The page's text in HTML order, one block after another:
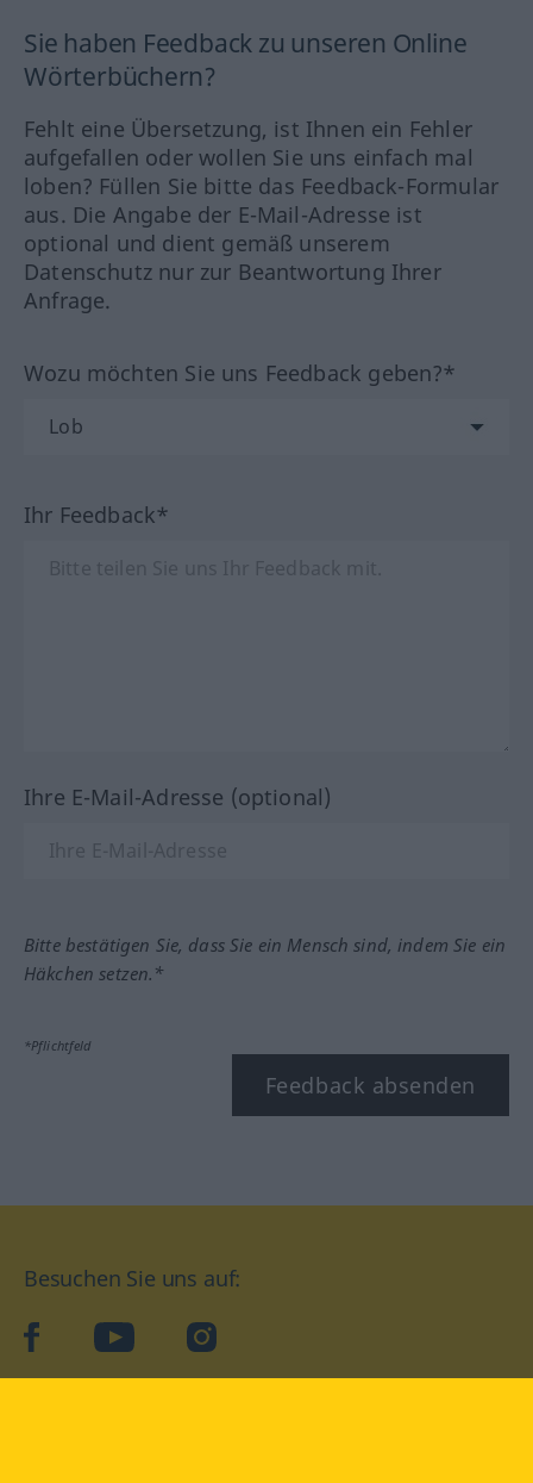
Sie haben Feedback zu unseren Online
Wörterbüchern?
Fehlt eine Übersetzung, ist Ihnen ein Fehler
aufgefallen oder wollen Sie uns einfach mal
loben? Füllen Sie bitte das Feedback-Formular
aus. Die Angabe der E-Mail-Adresse ist
optional und dient gemäß unserem
Datenschutz nur zur Beantwortung Ihrer
Anfrage.
Wozu möchten Sie uns Feedback geben?*
Ihr Feedback*
Ihre E-Mail-Adresse (optional)
Bitte bestätigen Sie, dass Sie ein Mensch sind, indem Sie ein
Häkchen setzen.*
*Pflichtfeld
Feedback absenden
Besuchen Sie uns auf:
facebookYouTube Instagram